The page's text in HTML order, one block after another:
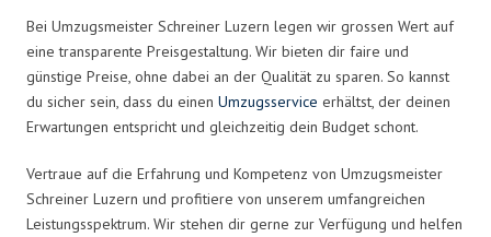
Bei Umzugsmeister Schreiner Luzern legen wir grossen Wert auf
eine transparente Preisgestaltung. Wir bieten dir faire und
günstige Preise, ohne dabei an der Qualität zu sparen. So kannst
du sicher sein, dass du einen Umzugsservice erhältst, der deinen
Erwartungen entspricht und gleichzeitig dein Budget schont.
Vertraue auf die Erfahrung und Kompetenz von Umzugsmeister
Schreiner Luzern und profitiere von unserem umfangreichen
Leistungsspektrum. Wir stehen dir gerne zur Verfügung und helfen